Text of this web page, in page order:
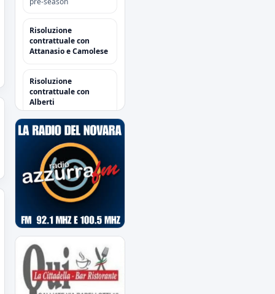
Risoluzione
contrattuale con
Attanasio e Camolese
Risoluzione
contrattuale con
Alberti
Acquisti/Cessioni
"Sessione Estiva
2026/2027"
tutte le operazioni degli
azzurri
Il Novara è atteso dal
quarto impegno
estivo
Mercoledì a Chiavari.
Tra amichevoli e
mercato...
Orari Biglietteria